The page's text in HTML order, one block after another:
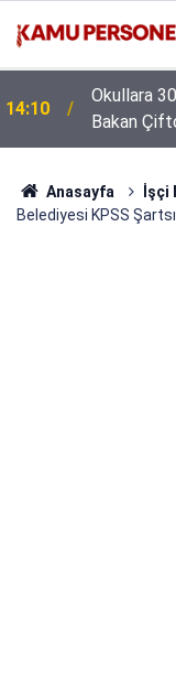
14:10
Okullara
Bakan
Çevrildi
Anasayfa İşçi
Belediyesi KPSS